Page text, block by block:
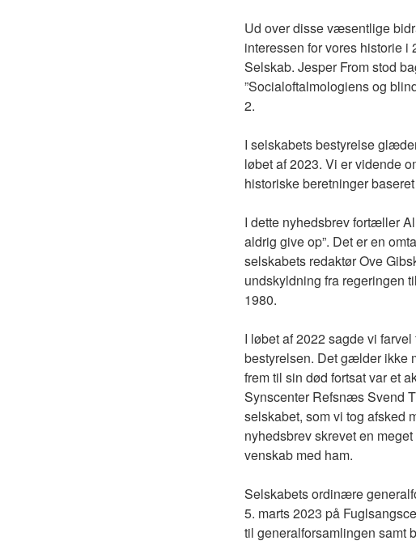
Ud over disse væsentlige
interessen for vores historie
Selskab. Jesper From stod
”Socialoftalmologiens og
2.
I selskabets bestyrelse
løbet af 2023. Vi er vidende
historiske beretninger
I dette nyhedsbrev fortæller
aldrig give op”. Det er en
selskabets redaktør Ove
undskyldning fra regeringen
1980.
I løbet af 2022 sagde vi
bestyrelsen. Det gælder ikke
frem til sin død fortsat var et
Synscenter Refsnæs Svend
selskabet, som vi tog
nyhedsbrev skrevet en
venskab med ham.
Selskabets ordinære
5. marts 2023 på
til generalforsamlingen samt